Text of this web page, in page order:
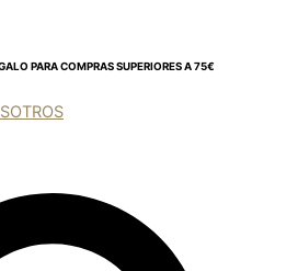
PARA COMPRAS SUPERIORES A 75€